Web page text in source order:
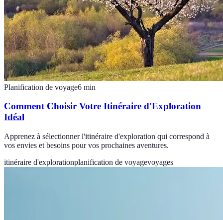
Planification de voyage6 min
Comment Choisir Votre Itinéraire d'Exploration
Idéal
Apprenez à sélectionner l'itinéraire d'exploration qui correspond à
vos envies et besoins pour vos prochaines aventures.
itinéraire d'explorationplanification de voyagevoyages